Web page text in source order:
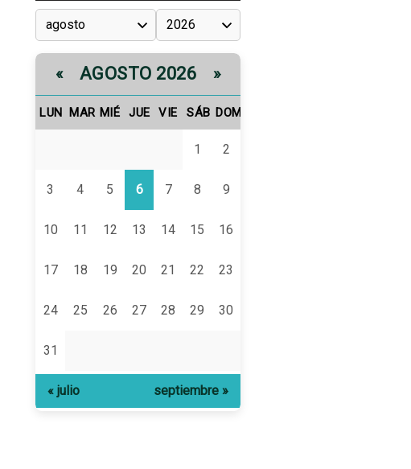
« AGOSTO 2026 »
LUN MAR MIÉ JUE VIE SÁB DOM
1 2
3 4 5 6 7 8 9
10 11 12 13 14 15 16
17 18 19 20 21 22 23
24 25 26 27 28 29 30
31
« julio septiembre »